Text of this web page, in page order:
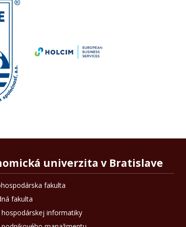
univerzita v Bratislave
fakulta
fakulta
hospodárskej informatiky